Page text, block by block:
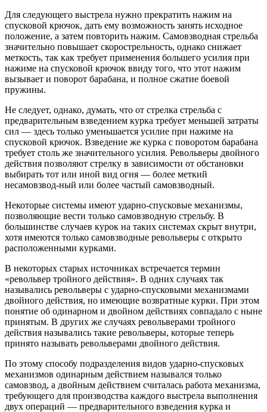
Для следующего выстрела нужно прекратить нажим на
спусковой крючок, дать ему возможность занять исходное
положение, а затем повторить нажим. Самовзводная стрельба
значительно повышает скорострельность, однако снижает
меткость, так как требует применения большего усилия при
нажиме на спусковой крючок ввиду того, что этот нажим
вызывает и поворот барабана, и полное сжатие боевой
пружины.
Не следует, однако, думать, что от стрелка стрельба с
предварительным взведением курка требует меньшей затраты
сил — здесь только уменьшается усилие при нажиме на
спусковой крючок. Взведение же курка с поворотом барабана
требует столь же значительного усилия. Револьверы двойного
действия позволяют стрелку в зависимости от обстановки
выбирать тот или иной вид огня — более меткий
несамовзвод-ный или более частый самовзводный.
Некоторые системы имеют ударно-спусковые механизмы,
позволяющие вести только самовзводную стрельбу. В
большинстве случаев курок на таких системах скрыт внутри,
хотя имеются только самовзводные револьверы с открыто
расположенными курками.
В некоторых старых источниках встречается термин
«револьвер тройного действия». В одних случаях так
назывались револьверы с ударно-спусковыми механизмами
двойного действия, но имеющие возвратные курки. При этом
понятие об одинарном и двойном действиях совпадало с ныне
принятым. В других же случаях револьверами тройного
действия назывались такие револьверы, которые теперь
принято называть револьверами двойного действия.
По этому способу подразделения видов ударно-спусковых
механизмов одинарным действием назывался только
самовзвод, а двойным действием считалась работа механизма,
требующего для производства каждого выстрела выполнения
двух операций — предварительного взведения курка и